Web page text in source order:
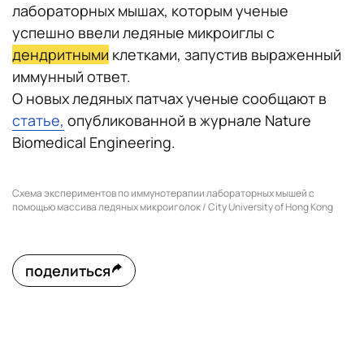
лабораторных мышах, которым ученые
успешно ввели ледяные микроиглы с
дендритными клетками, запустив выраженный
иммунный ответ.
О новых ледяных патчах ученые сообщают в
статье, опубликованной в журнале Nature
Biomedical Engineering.
Схема экспериментов по иммунотерапии лабораторных мышей с
помощью массива ледяных микроиголок / City University of Hong Kong
поделиться